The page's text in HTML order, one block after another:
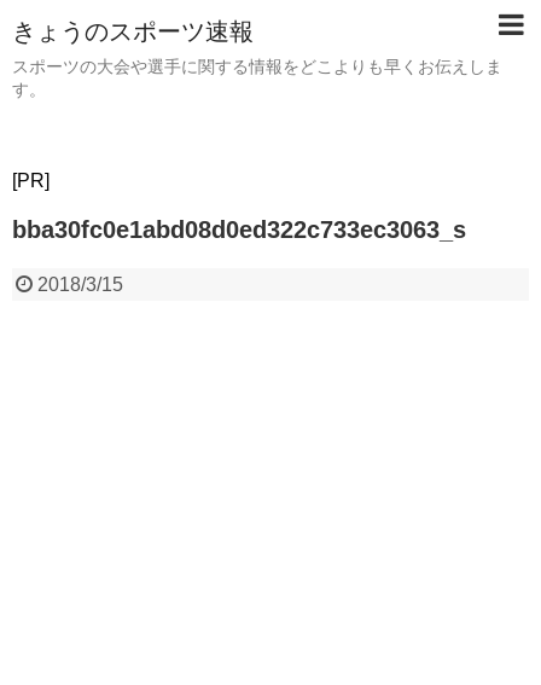
きょうのスポーツ速報
スポーツの大会や選手に関する情報をどこよりも早くお伝えしま
す。
[PR]
bba30fc0e1abd08d0ed322c733ec3063_s
2018/3/15